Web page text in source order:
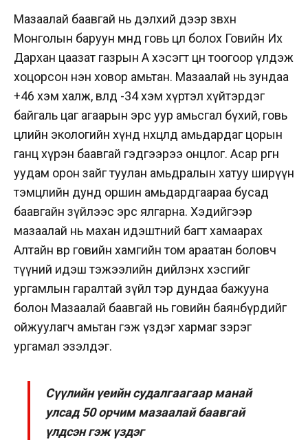
Мазаалай баавгай нь дэлхий дээр зөвхөн
Монголын баруун өмнөд говь цөл болох Говийн Их
Дархан цаазат газрын А хэсэгт цөөн тоогоор үлдэж
хоцорсон нэн ховор амьтан. Мазаалай нь зундаа
+46 хэм халж, өвөлдөө -34 хэм хүртэл хүйтэрдэг
байгаль цаг агаарын эрс уур амьсгал бүхий, говь
цөлийн экологийн хүнд нөхцөлд амьдардаг цорын
ганц хүрэн баавгай гэдгээрээ онцлог. Асар өргөн
уудам орон зайг туулан амьдралын хатуу ширүүн
тэмцлийн дунд оршин амьдардгаараа бусад
баавгайн зүйлээс эрс ялгарна. Хэдийгээр
мазаалай нь махан идэштний багт хамаарах
Алтайн өвөр говийн хамгийн том араатан боловч
түүний идэш тэжээлийн дийлэнх хэсгийг
ургамлын гаралтай зүйл тэр дундаа бажууна
болон Мазаалай баавгай нь говийн баянбүрдийг
ойжуулагч амьтан гэж үздэг хармаг зэрэг
ургамал эзэлдэг.
Сүүлийн үеийн судалгаагаар манай
улсад 50 орчим мазаалай баавгай
үлдсэн гэж үздэг